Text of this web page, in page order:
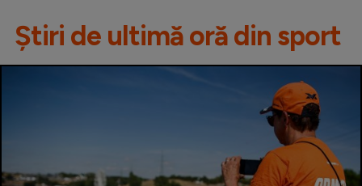
Știri de ultimă oră din sport